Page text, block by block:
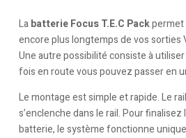
Labatterie Focus T.E.C Packpermet
encore plus longtemps de vos sorties
Une autre possibilité consiste à utiliser
fois en route vous pouvez passer en
Le montage est simple et rapide. Le
s’enclenche dans le rail. Pour
batterie, le système fonctionne